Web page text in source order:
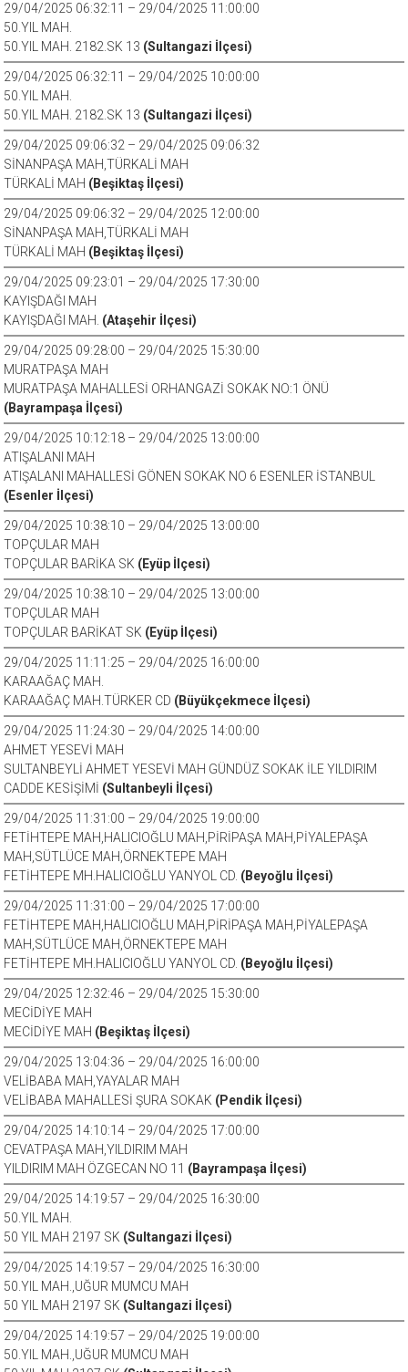
29/04/2025 06:32:11 – 29/04/2025 11:00:00
50.YIL MAH.
50.YIL MAH. 2182.SK 13 (Sultangazi İlçesi)
29/04/2025 06:32:11 – 29/04/2025 10:00:00
50.YIL MAH.
50.YIL MAH. 2182.SK 13 (Sultangazi İlçesi)
29/04/2025 09:06:32 – 29/04/2025 09:06:32
SİNANPAŞA MAH,TÜRKALİ MAH
TÜRKALİ MAH (Beşiktaş İlçesi)
29/04/2025 09:06:32 – 29/04/2025 12:00:00
SİNANPAŞA MAH,TÜRKALİ MAH
TÜRKALİ MAH (Beşiktaş İlçesi)
29/04/2025 09:23:01 – 29/04/2025 17:30:00
KAYIŞDAĞI MAH
KAYIŞDAĞI MAH. (Ataşehir İlçesi)
29/04/2025 09:28:00 – 29/04/2025 15:30:00
MURATPAŞA MAH
MURATPAŞA MAHALLESİ ORHANGAZİ SOKAK NO:1 ÖNÜ
(Bayrampaşa İlçesi)
29/04/2025 10:12:18 – 29/04/2025 13:00:00
ATIŞALANI MAH
ATIŞALANI MAHALLESİ GÖNEN SOKAK NO 6 ESENLER İSTANBUL
(Esenler İlçesi)
29/04/2025 10:38:10 – 29/04/2025 13:00:00
TOPÇULAR MAH
TOPÇULAR BARİKA SK (Eyüp İlçesi)
29/04/2025 10:38:10 – 29/04/2025 13:00:00
TOPÇULAR MAH
TOPÇULAR BARİKAT SK (Eyüp İlçesi)
29/04/2025 11:11:25 – 29/04/2025 16:00:00
KARAAĞAÇ MAH.
KARAAĞAÇ MAH.TÜRKER CD (Büyükçekmece İlçesi)
29/04/2025 11:24:30 – 29/04/2025 14:00:00
AHMET YESEVİ MAH
SULTANBEYLİ AHMET YESEVİ MAH GÜNDÜZ SOKAK İLE YILDIRIM
CADDE KESİŞİMİ (Sultanbeyli İlçesi)
29/04/2025 11:31:00 – 29/04/2025 19:00:00
FETİHTEPE MAH,HALICIOĞLU MAH,PİRİPAŞA MAH,PİYALEPAŞA
MAH,SÜTLÜCE MAH,ÖRNEKTEPE MAH
FETİHTEPE MH.HALICIOĞLU YANYOL CD. (Beyoğlu İlçesi)
29/04/2025 11:31:00 – 29/04/2025 17:00:00
FETİHTEPE MAH,HALICIOĞLU MAH,PİRİPAŞA MAH,PİYALEPAŞA
MAH,SÜTLÜCE MAH,ÖRNEKTEPE MAH
FETİHTEPE MH.HALICIOĞLU YANYOL CD. (Beyoğlu İlçesi)
29/04/2025 12:32:46 – 29/04/2025 15:30:00
MECİDİYE MAH
MECİDİYE MAH (Beşiktaş İlçesi)
29/04/2025 13:04:36 – 29/04/2025 16:00:00
VELİBABA MAH,YAYALAR MAH
VELİBABA MAHALLESİ ŞURA SOKAK (Pendik İlçesi)
29/04/2025 14:10:14 – 29/04/2025 17:00:00
CEVATPAŞA MAH,YILDIRIM MAH
YILDIRIM MAH ÖZGECAN NO 11 (Bayrampaşa İlçesi)
29/04/2025 14:19:57 – 29/04/2025 16:30:00
50.YIL MAH.
50 YIL MAH 2197 SK (Sultangazi İlçesi)
29/04/2025 14:19:57 – 29/04/2025 16:30:00
50.YIL MAH.,UĞUR MUMCU MAH
50 YIL MAH 2197 SK (Sultangazi İlçesi)
29/04/2025 14:19:57 – 29/04/2025 19:00:00
50.YIL MAH.,UĞUR MUMCU MAH